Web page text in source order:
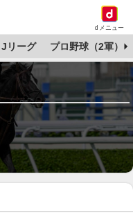
dメニュー
Jリーグ プロ野球（2軍）